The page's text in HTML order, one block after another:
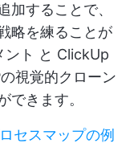
加することで、
略を練ることが
ト と ClickUp
視覚的クローン
できます。
セスマップの例